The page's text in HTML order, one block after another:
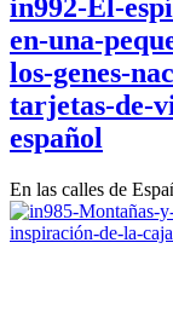
in992-El-
en-una-
los-genes-
tarjetas-de-
español
En las calles de